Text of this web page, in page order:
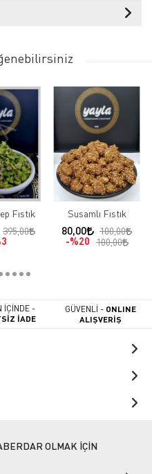
Fıstık
395,00
Susamlı Fıstık
80,00
100,00
%20 100,00
İÇİNDE -
İADE
GÜVENLİ - ONLINE
ALIŞVERİŞ
OLMAK İÇİN